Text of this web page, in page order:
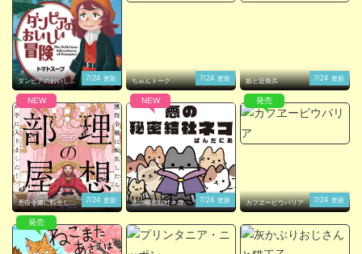
ダンピアのおいしい
冒険
7/24 更新 ちゅんトーク 7/24 更新 姫と近衛兵 7/24 更新
悪役令嬢に転生した
ら理想の部屋が手に
入りました！
7/24 更新
NEW
悪の秘密結社ネコ 7/24 更新
NEW
カフヱーピウパリア 7/24 更新
発売
発売